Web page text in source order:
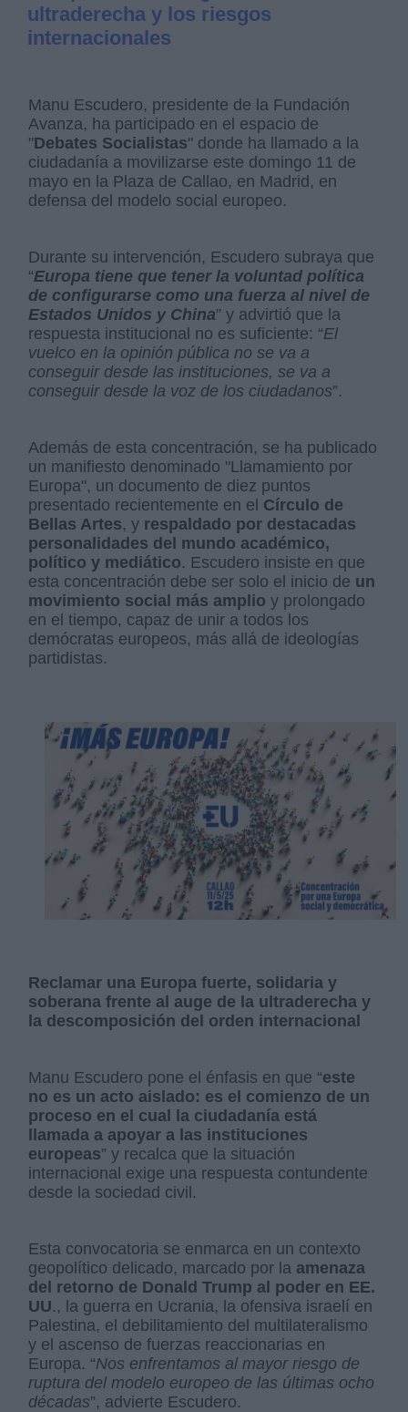
ultraderecha y los riesgos
internacionales
Manu Escudero, presidente de la Fundación
Avanza, ha participado en el espacio de
"Debates Socialistas" donde ha llamado a la
ciudadanía a movilizarse este domingo 11 de
mayo en la Plaza de Callao, en Madrid, en
defensa del modelo social europeo.
Durante su intervención, Escudero subraya que
“Europa tiene que tener la voluntad política
de configurarse como una fuerza al nivel de
Estados Unidos y China” y advirtió que la
respuesta institucional no es suficiente: “El
vuelco en la opinión pública no se va a
conseguir desde las instituciones, se va a
conseguir desde la voz de los ciudadanos”.
Además de esta concentración, se ha publicado
un manifiesto denominado "Llamamiento por
Europa", un documento de diez puntos
presentado recientemente en el Círculo de
Bellas Artes, y respaldado por destacadas
personalidades del mundo académico,
político y mediático. Escudero insiste en que
esta concentración debe ser solo el inicio de un
movimiento social más amplio y prolongado
en el tiempo, capaz de unir a todos los
demócratas europeos, más allá de ideologías
partidistas.
Reclamar una Europa fuerte, solidaria y
soberana frente al auge de la ultraderecha y
la descomposición del orden internacional
Manu Escudero pone el énfasis en que “este
no es un acto aislado: es el comienzo de un
proceso en el cual la ciudadanía está
llamada a apoyar a las instituciones
europeas” y recalca que la situación
internacional exige una respuesta contundente
desde la sociedad civil.
Esta convocatoria se enmarca en un contexto
geopolítico delicado, marcado por la amenaza
del retorno de Donald Trump al poder en EE.
UU., la guerra en Ucrania, la ofensiva israelí en
Palestina, el debilitamiento del multilateralismo
y el ascenso de fuerzas reaccionarias en
Europa. “Nos enfrentamos al mayor riesgo de
ruptura del modelo europeo de las últimas ocho
décadas”, advierte Escudero.